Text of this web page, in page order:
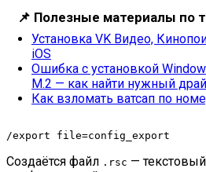
📌 Полезные материалы по
Установка VK Видео,
iOS
Ошибка с установкой
M.2 — как найти нужный
Как взломать ватсап по
/export file=config_export
Создаётся файл .rsc —